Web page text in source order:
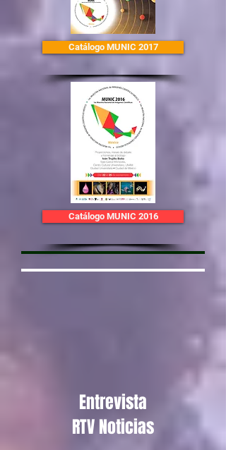
Catálogo MUNIC 2017
Catálogo MUNIC 2016
Entrevista
RTV Noticias